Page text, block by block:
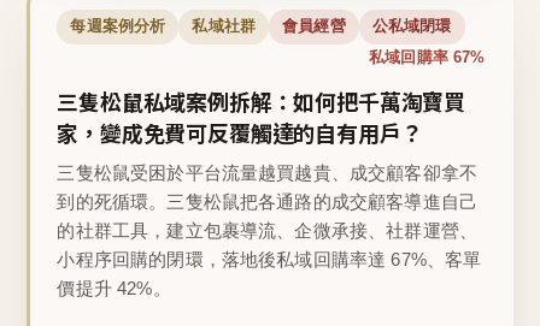
每週案例分析 私域社群 會員經營 公私域閉環
私域回購率 67%
三隻松鼠私域案例拆解：如何把千萬淘寶買
家，變成免費可反覆觸達的自有用戶？
三隻松鼠受困於平台流量越買越貴、成交顧客卻拿不
到的死循環。三隻松鼠把各通路的成交顧客導進自己
的社群工具，建立包裹導流、企微承接、社群運營、
小程序回購的閉環，落地後私域回購率達 67%、客單
價提升 42%。